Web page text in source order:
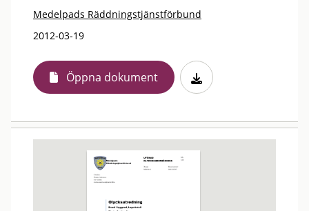
Medelpads Räddningstjänstförbund
2012-03-19
Öppna dokument